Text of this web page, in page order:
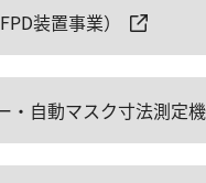
装置事業）
・自動マスク寸法測定